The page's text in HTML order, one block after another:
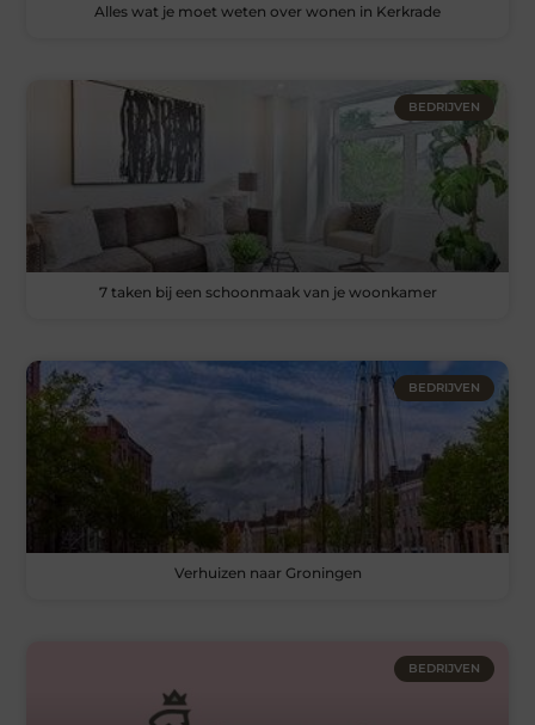
Alles wat je moet weten over wonen in Kerkrade
BEDRIJVEN
7 taken bij een schoonmaak van je woonkamer
BEDRIJVEN
Verhuizen naar Groningen
BEDRIJVEN